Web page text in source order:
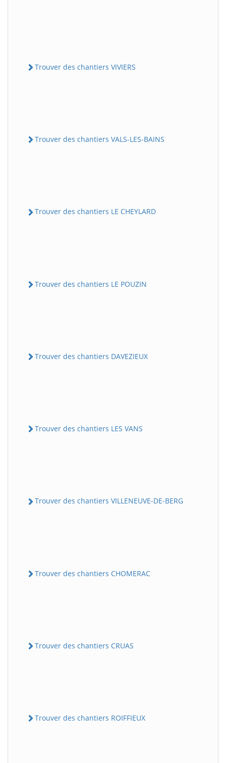
Trouver des chantiers VIVIERS
Trouver des chantiers VALS-LES-BAINS
Trouver des chantiers LE CHEYLARD
Trouver des chantiers LE POUZIN
Trouver des chantiers DAVEZIEUX
Trouver des chantiers LES VANS
Trouver des chantiers VILLENEUVE-DE-BERG
Trouver des chantiers CHOMERAC
Trouver des chantiers CRUAS
Trouver des chantiers ROIFFIEUX